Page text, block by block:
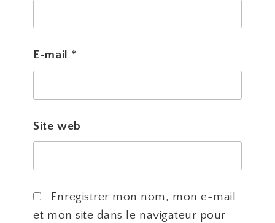
E-mail *
Site web
Enregistrer mon nom, mon e-mail
et mon site dans le navigateur pour